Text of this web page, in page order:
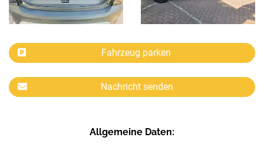
Fahrzeug parken
Nachricht senden
Allgemeine Daten: